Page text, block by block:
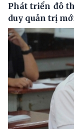
Phát triển đô
duy quản trị